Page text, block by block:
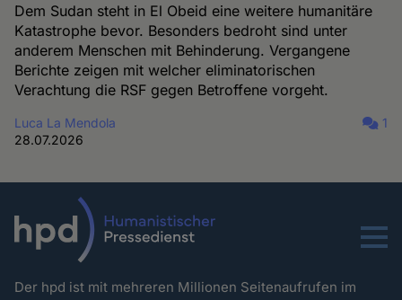
Dem Sudan steht in El Obeid eine weitere humanitäre
Katastrophe bevor. Besonders bedroht sind unter
anderem Menschen mit Behinderung. Vergangene
Berichte zeigen mit welcher eliminatorischen
Verachtung die RSF gegen Betroffene vorgeht.
Luca La Mendola
28.07.2026
1
Menu
Der hpd ist mit mehreren Millionen Seitenaufrufen im